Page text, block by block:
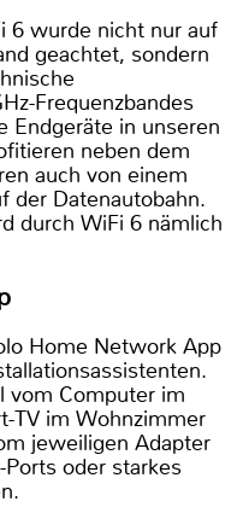
6 wurde nicht nur auf
geachtet, sondern
Frequenzbandes
Endgeräte in unseren
neben dem
auch von einem
der Datenautobahn.
durch WiFi 6 nämlich
Home Network App
vom Computer im
TV im Wohnzimmer
jeweiligen Adapter
oder starkes